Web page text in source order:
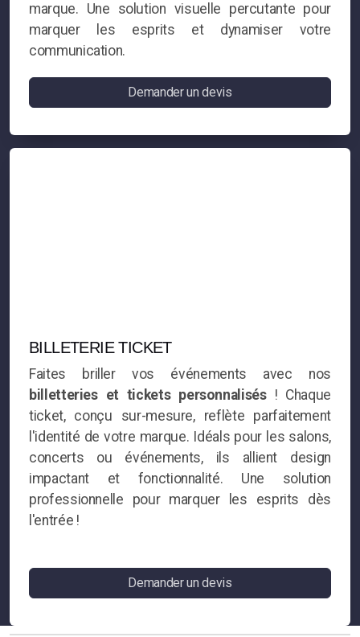
marque. Une solution visuelle percutante pour
marquer les esprits et dynamiser votre
communication.
Demander un devis
BILLETERIE TICKET
Faites briller vos événements avec nos
billetteries et tickets personnalisés! Chaque
ticket, conçu sur-mesure, reflète parfaitement
l'identité de votre marque. Idéals pour les salons,
concerts ou événements, ils allient design
impactant et fonctionnalité. Une solution
professionnelle pour marquer les esprits dès
l'entrée !
Demander un devis